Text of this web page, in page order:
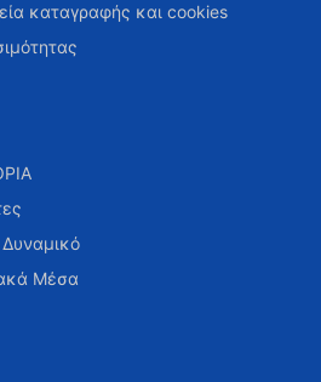
καταγραφής και cookies
Μέσα